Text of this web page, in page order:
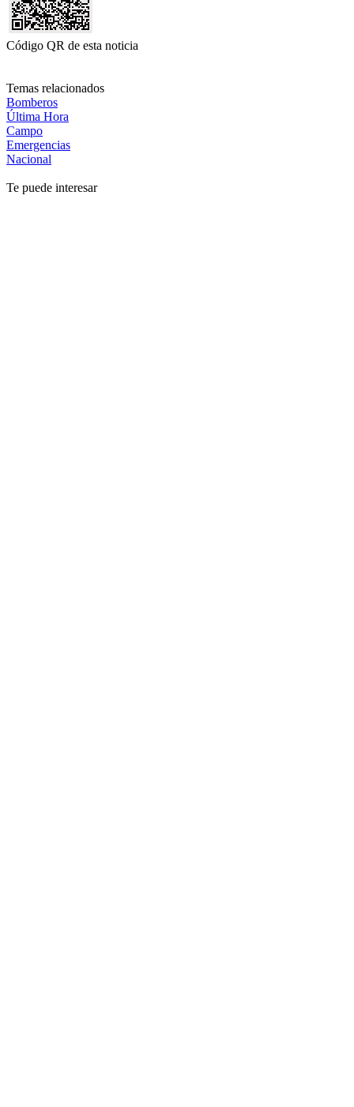
Código QR de esta noticia
Temas relacionados
Bomberos
Última Hora
Campo
Emergencias
Nacional
Te puede interesar